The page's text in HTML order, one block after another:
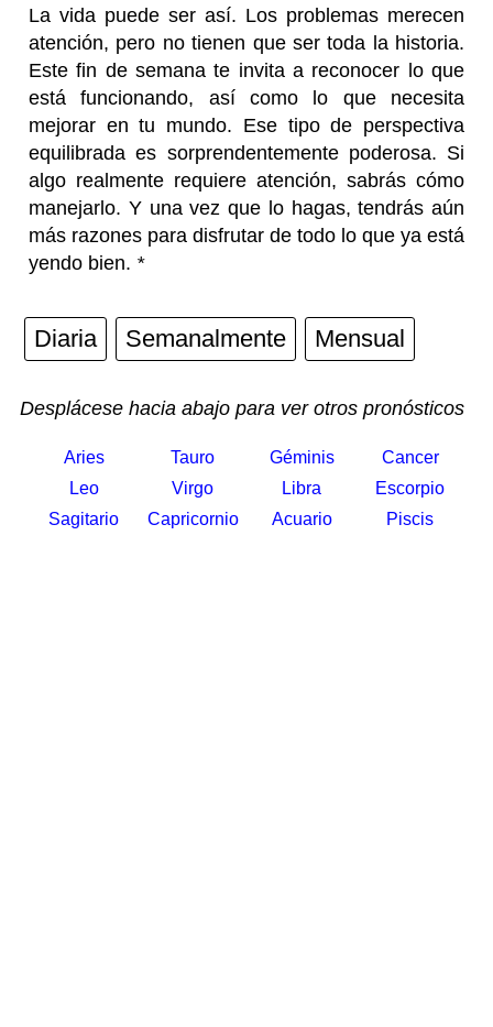
La vida puede ser así. Los problemas merecen
atención, pero no tienen que ser toda la historia.
Este fin de semana te invita a reconocer lo que
está funcionando, así como lo que necesita
mejorar en tu mundo. Ese tipo de perspectiva
equilibrada es sorprendentemente poderosa. Si
algo realmente requiere atención, sabrás cómo
manejarlo. Y una vez que lo hagas, tendrás aún
más razones para disfrutar de todo lo que ya está
yendo bien. *
Diaria Semanalmente Mensual
Desplácese hacia abajo para ver otros pronósticos
Aries Tauro Géminis
Cancer
Leo
Virgo Libra
Escorpio
Sagitario
Capricornio Acuario Piscis